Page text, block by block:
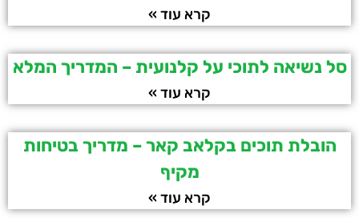
קרא עוד »
סל נשיאה לתוכי על קלנועית – המדריך המלא
קרא עוד »
הובלת תוכים בקלאב קאר – מדריך בטיחות
מקיף
קרא עוד »